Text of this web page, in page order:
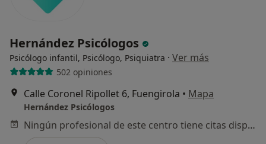
Hernández Psicólogos
Psicólogo infantil, Psicólogo, Psiquiatra · Ver más
502 opiniones
Calle Coronel Ripollet 6, Fuengirola • Mapa
Hernández Psicólogos
Ningún profesional de este centro tiene citas disponibles